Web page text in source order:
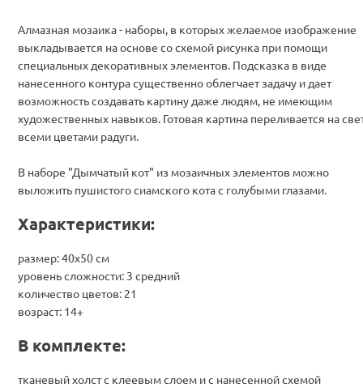
Алмазная мозаика - наборы, в которых желаемое изображение
выкладывается на основе со схемой рисунка при помощи
специальных декоративных элементов. Подсказка в виде
нанесенного контура существенно облегчает задачу и дает
возможность создавать картину даже людям, не имеющим
художественных навыков. Готовая картина переливается на
всеми цветами радуги.
В наборе "Дымчатый кот" из мозаичных элементов можно
выложить пушистого сиамского кота с голубыми глазами.
Характеристики:
размер: 40х50 см
уровень сложности: 3 средний
количество цветов: 21
возраст: 14+
В комплекте:
тканевый холст с клеевым слоем и с нанесенной схемой